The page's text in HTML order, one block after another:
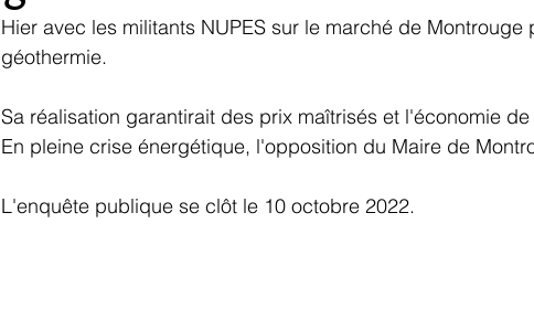
Hier avec les militants NUPES sur le marché de
géothermie.
Sa réalisation garantirait des prix maîtrisés et l'économie
En pleine crise énergétique, l'opposition du Maire de
L'enquête publique se clôt le 10 octobre 2022.